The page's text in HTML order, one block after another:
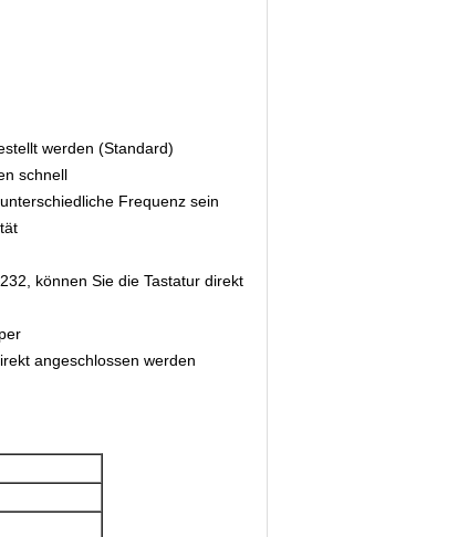
werden (Standard)
schnell
Frequenz sein
können Sie die Tastatur direkt
angeschlossen werden